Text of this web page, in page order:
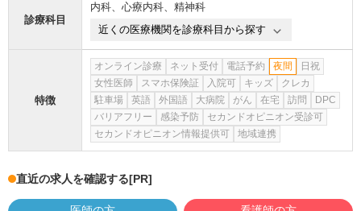
診療科目
内科、 心療内科、 精神科
近くの医療機関を診療科目から探す
特徴
オンライン診療 ネット受付 電話予約 夜間
日祝
女性医師
スマホ保険証 入院可 キッズ
クレカ
駐車場
英語 外国語 大病院 がん 在宅 訪問
DPC
バリアフリー
感染予防
セカンドオピニオン受診可
セカンドオピニオン情報提供可
地域連携
直近の求人を確認する[PR]